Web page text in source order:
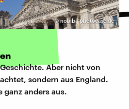
©nobib | photocase.de
Aber nicht von
sondern aus England.
ganz anders aus.